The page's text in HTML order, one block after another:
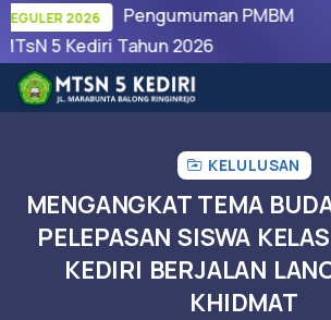
2026
Pengumuman PMBM
5 Kediri Tahun 2026
KELULUSAN
MENGANGKAT TEMA
PELEPASAN SISWA
KEDIRI BERJALAN
KHIDMAT